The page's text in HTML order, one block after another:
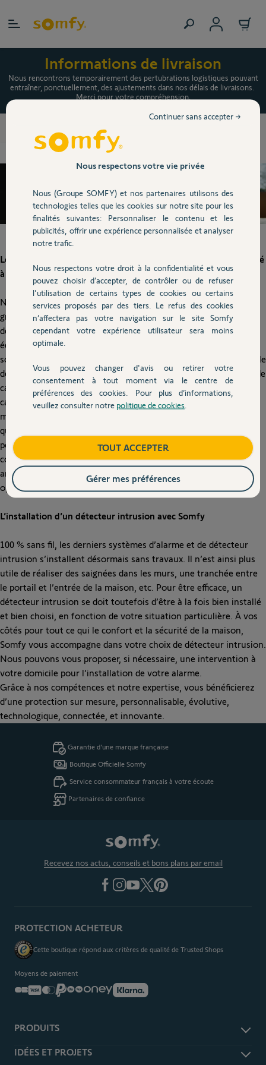
Informations de livraison
Nous rencontrons temporairement des pertubrations logistiques pouvant
entraîner, ponctuellement, des ajustements dans nos délais de livraisons.
Merci pour votre compréhension.
Détecteur intrusion
Le détecteur intrusion : la solution pour renforcer votre sécurité
à la maison
Ne laissez personne entrer chez vous sans votre autorisation
grâce au détecteur intrusion Somfy. Pour votre sécurité et celle
de vos biens, ledétecteur intrusion
s’affiche comme un
équipement incontournable. Il permet de placer votre maison
sous haute protection. Discret, pratique et extrêmement fiable, le
détecteur intrusion vous protège, en particulier des tentatives de
cambriolage. Couplé à une
alarmeefficace, il dissuade les
cambrioleurs de pénétrer chez vous et peut, pour certains
modèles, donner l’alerte. Chez Somfy, nous travaillons
quotidiennement au développement de produits et solutions
pour vous faciliter la vie, renforcer votre sécurité et votre
confort. En optant pour un détecteur intrusion Somfy, vous
améliorez la façon de vivre chez vous, avec une sécurité
optimale et une plus grande sérénité.
L’installation d’un détecteur intrusion avec Somfy
100 % sans fil, les derniers systèmes d’alarme et de détecteur
intrusion s’installent désormais sans travaux. Il n’est ainsi plus
utile de réaliser des saignées dans les murs, une tranchée entre
le portail et l’entrée de la maison, etc. Pour être efficace, un
détecteur intrusion se doit toutefois d’être à la fois bien installé
et bien choisi, en fonction de votre situation particulière. À vos
côtés pour tout ce qui le confort et la sécurité de la maison,
Somfy vous accompagne dans votre choix de détecteur intrusion.
Nous pouvons vous proposer, si nécessaire, une intervention à
votre domicile pour l’installation de votre alarme.
Grâce à nos compétences et notre expertise, vous bénéficierez
d’une protection sur mesure , personnalisable, évolutive,
technologique, connectée, et innovante.
Garantie d'une marque française
Boutique Officielle Somfy
Service consommateur français à votre écoute
Partenaires de confiance
Recevez nos actus, conseils et bons plans par email
PRODUITS
Alarme et sécurité
IDÉES ET PROJETS
PROTECTION ACHETEUR
Cette boutique répond aux critères de qualité de Trusted Shops
Moyens de paiement
Nous respectons votre vie privée
Nous (Groupe SOMFY) et nos partenaires utilisons des
technologies telles que les cookies sur notre site pour les
finalités suivantes: Personnaliser le contenu et les
publicités, offrir une expérience personnalisée et analyser
notre trafic.
Nous respectons votre droit à la confidentialité et vous
pouvez choisir d’accepter, de contrôler ou de refuser
l'utilisation de certains types de cookies ou certains
services proposés par des tiers. Le refus des cookies
n’affectera pas votre navigation sur le site Somfy
cependant votre expérience utilisateur sera moins
optimale.
Vous pouvez changer d'avis ou retirer votre
consentement à tout moment via le centre de
préférences des cookies. Pour plus d’informations,
veuillez consulter notre politique de cookies
Continuer sans accepter →
TOUT ACCEPTER
Gérer mes préférences